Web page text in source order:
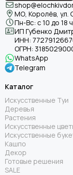
МО, Королёв, ул.
Пн-Вс: с 10 до 18
ИП Губенко
ИНН:
ОГРН:
WhatsApp
Telegram
Каталог
Искусственные Туи
Деревья
Растения
Искусственные
Искусственные
Кашпо
Декор
Готовые решения
SALE